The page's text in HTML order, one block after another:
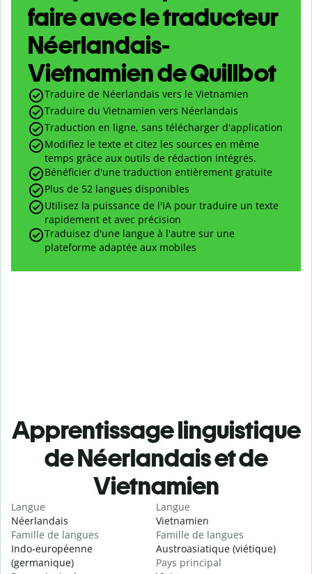
faire avec le traducteur
Néerlandais-
Vietnamien de Quillbot
Traduire de Néerlandais vers le Vietnamien
Traduire du Vietnamien vers Néerlandais
Traduction en ligne, sans télécharger d'application
Modifiez le texte et citez les sources en même
temps grâce aux outils de rédaction intégrés.
Bénéficier d'une traduction entièrement gratuite
Plus de 52 langues disponibles
Utilisez la puissance de l'IA pour traduire un texte
rapidement et avec précision
Traduisez d'une langue à l'autre sur une
plateforme adaptée aux mobiles
Apprentissage linguistique
de Néerlandais et de
Vietnamien
Langue
Néerlandais
Famille de langues
Indo-européenne
(germanique)
Langue
Vietnamien
Famille de langues
Austroasiatique (viétique)
Pays principal